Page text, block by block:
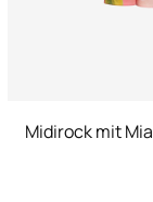
Midirock mit